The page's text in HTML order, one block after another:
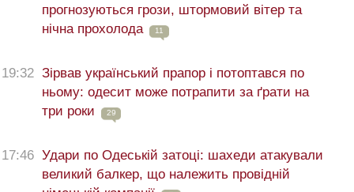
прогнозуються грози, штормовий вітер та
нічна прохолода
11
19:32 Зірвав український прапор і потоптався по
ньому: одесит може потрапити за ґрати на
три роки
29
17:46 Удари по Одеській затоці: шахеди атакували
великий балкер, що належить провідній